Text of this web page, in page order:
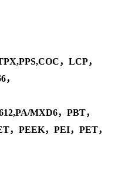
，LCP，
MXD6，PBT，
，PEEK，PEI，PET，